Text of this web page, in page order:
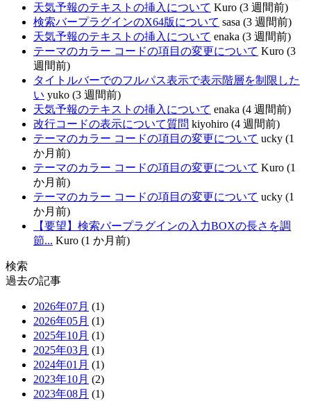
天気予報のテキストの挿入について Kuro (3 週間前)
検索バープラグインのX64版について sasa (3 週間前)
天気予報のテキストの挿入について enaka (3 週間前)
テーマのカラー コードの項目の変更について Kuro (3
週間前)
タイトルバーでのフルパス表示で表示階層を制限した
い yuko (3 週間前)
天気予報のテキストの挿入について enaka (4 週間前)
改行コードの表示について質問 kiyohiro (4 週間前)
テーマのカラー コードの項目の変更について ucky (1
か月前)
テーマのカラー コードの項目の変更について Kuro (1
か月前)
テーマのカラー コードの項目の変更について ucky (1
か月前)
【要望】検索バープラグインの入力BOXの長さを調
節... Kuro (1 か月前)
検索
過去の記事
2026年07月 (1)
2026年05月 (1)
2025年10月 (1)
2025年03月 (1)
2024年01月 (1)
2023年10月 (2)
2023年08月 (1)